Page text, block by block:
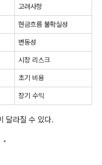
고려사항
현금흐름 불확실성
변동성
시장 리스크
초기 비용
장기 수익
달라질 수 있다.